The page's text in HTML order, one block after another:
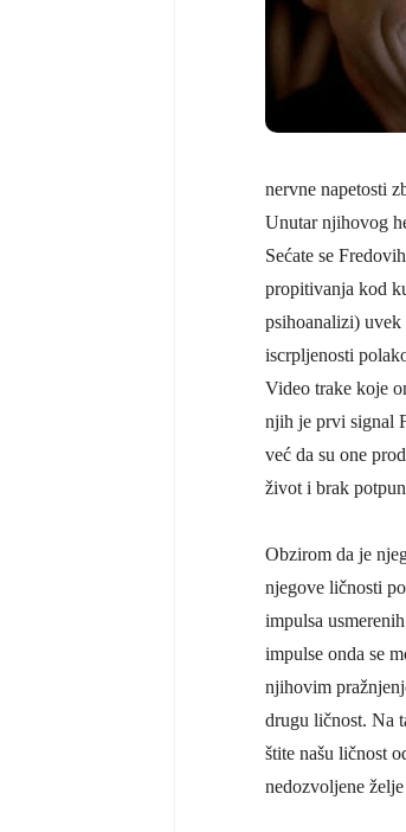
nervne napetosti
Unutar njihovog
Sećate se
propitivanja kod
psihoanalizi) uvek
iscrpljenosti
Video trake koje
njih je prvi signal
već da su one
život i brak
Obzirom da je
njegove ličnosti
impulsa
impulse onda se
njihovim
drugu ličnost. Na
štite našu ličnost
nedozvoljene